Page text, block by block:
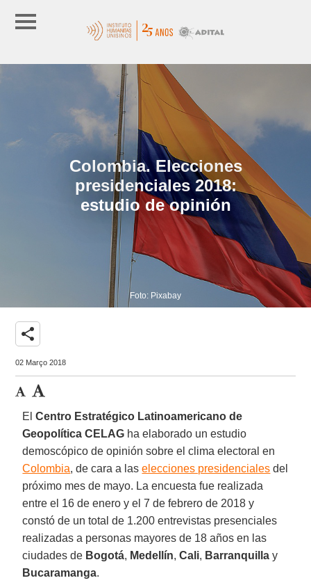
Colombia. Elecciones
presidenciales 2018:
estudio de opinión
Foto: Pixabay
share
02 Março 2018
ElCentro Estratégico Latinoamericano de
Geopolítica CELAG ha elaborado un estudio
demoscópico de opinión sobre el clima electoral en
Colombia, de cara a laselecciones presidenciales del
próximo mes de mayo. La encuesta fue realizada
entre el 16 de enero y el 7 de febrero de 2018 y
constó de un total de 1.200 entrevistas presenciales
realizadas a personas mayores de 18 años en las
ciudades de Bogotá, Medellín,Cali, Barranquilla y
Bucaramanga.